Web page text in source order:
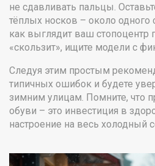
не сдавливать пальцы.
тёплых носков – около одного
как выглядит ваш стопоцентр
«скользит», ищите модели с
Следуя этим простым
типичных ошибок и будете
зимним улицам. Помните, что
обуви – это инвестиция в
настроение на весь холодный